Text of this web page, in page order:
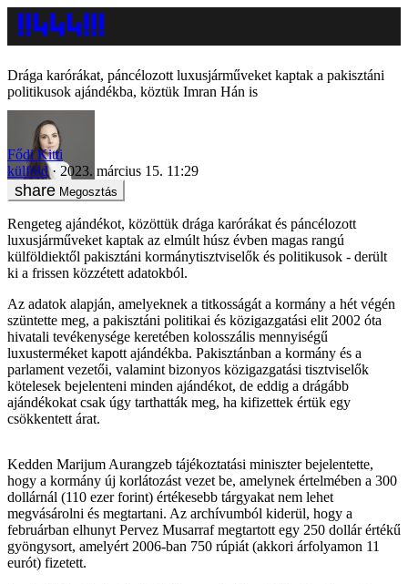
Drága karórákat, páncélozott luxusjárműveket kaptak a pakisztáni
politikusok ajándékba, köztük Imran Hán is
Fődi Kitti
külföld
2023. március 15. 11:29
Megosztás
Rengeteg ajándékot, közöttük drága karórákat és páncélozott
luxusjárműveket kaptak az elmúlt húsz évben magas rangú
külföldiektől pakisztáni kormánytisztviselők és politikusok - derült
ki a frissen közzétett adatokból.
Az adatok alapján, amelyeknek a titkosságát a kormány a hét végén
szüntette meg, a pakisztáni politikai és közigazgatási elit 2002 óta
hivatali tevékenysége keretében kolosszális mennyiségű
luxusterméket kapott ajándékba. Pakisztánban a kormány és a
parlament vezetői, valamint bizonyos közigazgatási tisztviselők
kötelesek bejelenteni minden ajándékot, de eddig a drágább
ajándékokat csak úgy tarthatták meg, ha kifizettek értük egy
csökkentett árat.
Kedden Marijum Aurangzeb tájékoztatási miniszter bejelentette,
hogy a kormány új korlátozást vezet be, amelynek értelmében a 300
dollárnál (110 ezer forint) értékesebb tárgyakat nem lehet
megvásárolni és megtartani. Az archívumból kiderül, hogy a
februárban elhunyt Pervez Musarraf megtartott egy 250 dollár értékű
gyöngysort, amelyért 2006-ban 750 rúpiát (akkori árfolyamon 11
eurót) fizetett.